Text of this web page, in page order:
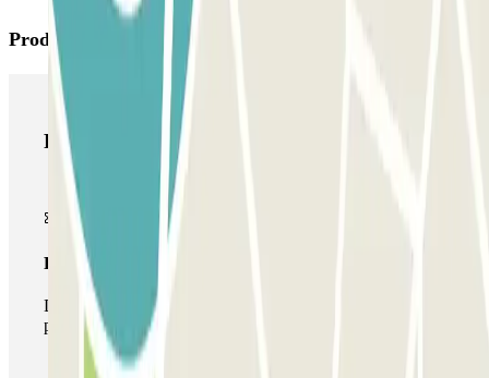
Productos de Parclick
Productos de Parclick
Pase básico
Durante tu estancia podrás entrar y salir una única vez al
parking